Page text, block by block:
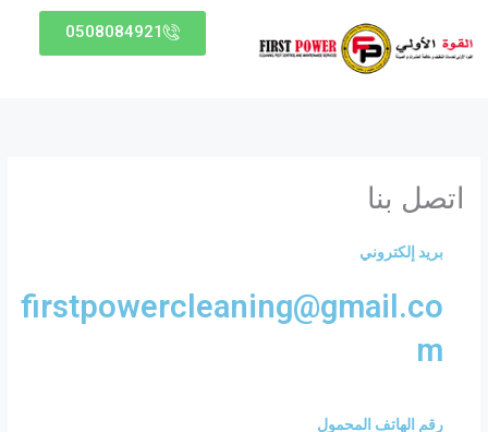
0508084921
اتصل بنا
بريد إلكتروني
firstpowercleaning@gmail.co
m
رقم الهاتف المحمول